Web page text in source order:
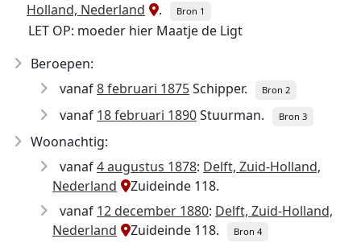
Holland, Nederland
. Bron 1
LET OP: moeder hier Maatje de Ligt
Beroepen:
vanaf8 februari 1875Schipper. Bron 2
vanaf 18 februari 1890Stuurman. Bron 3
Woonachtig:
vanaf4 augustus 1878: Delft, Zuid-Holland,
Nederland
Zuideinde 118.
vanaf 12 december 1880: Delft, Zuid-Holland,
Nederland
Zuideinde 118. Bron 4